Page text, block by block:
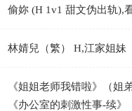
偷妳 (H 1v1 甜文伪出轨),
林婧兒（繁） H,江家姐妹
《姐姐老师我错啦》（姐
《办公室的刺激性事-续》